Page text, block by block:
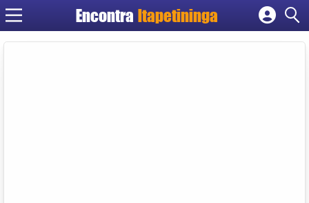
Encontra Itapetininga
Cadastrar empresa